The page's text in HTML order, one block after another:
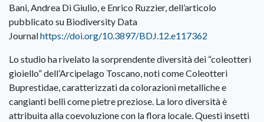
Bani, Andrea Di Giulio, e Enrico Ruzzier, dell’articolo
pubblicato su Biodiversity Data
Journalhttps://doi.org/10.3897/BDJ.12.e117362
Lo studio ha rivelato la sorprendente diversità dei “coleotteri
gioiello” dell’Arcipelago Toscano, noti come Coleotteri
Buprestidae, caratterizzati da colorazioni metalliche e
cangianti belli come pietre preziose. La loro diversità è
attribuita alla coevoluzione con la flora locale. Questi insetti